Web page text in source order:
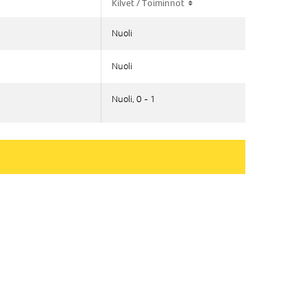
Kilvet / Toiminnot
Nuoli
Nuoli
Nuoli, 0 - 1
Kilvet / Toiminnot
Nuoli
Nuoli
Nuoli, 0 - 1